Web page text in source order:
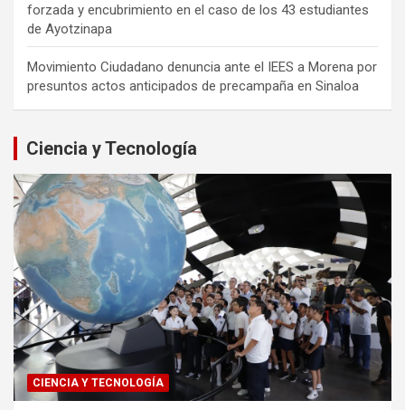
forzada y encubrimiento en el caso de los 43 estudiantes
de Ayotzinapa
Movimiento Ciudadano denuncia ante el IEES a Morena por
presuntos actos anticipados de precampaña en Sinaloa
Ciencia y Tecnología
CIENCIA Y TECNOLOGÍA